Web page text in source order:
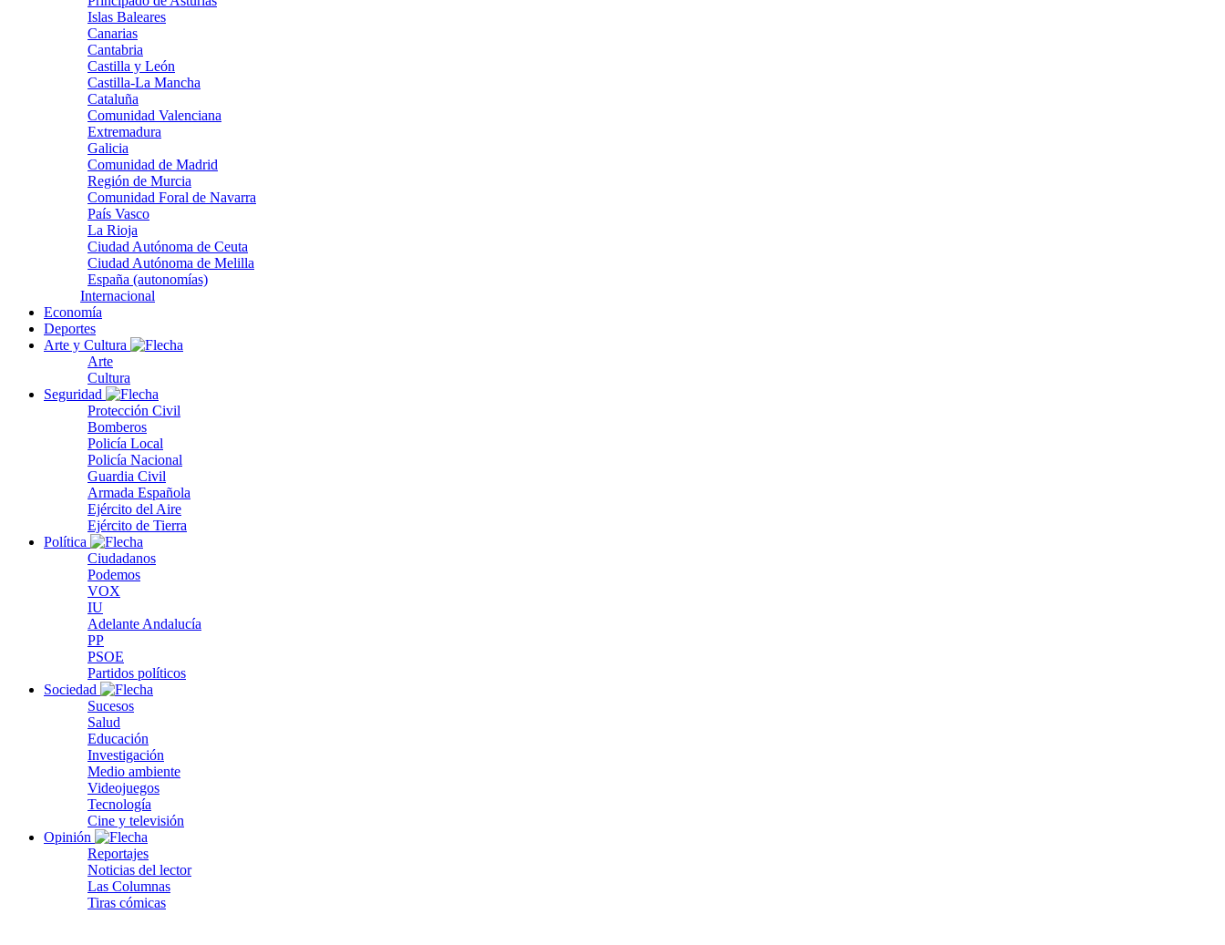
Islas Baleares
Canarias
Cantabria
Castilla y León
Castilla-La Mancha
Cataluña
Comunidad Valenciana
Extremadura
Galicia
Comunidad de Madrid
Región de Murcia
Comunidad Foral de Navarra
País Vasco
La Rioja
Ciudad Autónoma de Ceuta
Ciudad Autónoma de Melilla
España (autonomías)
Internacional
Economía
Deportes
Arte y Cultura
Arte
Cultura
Seguridad
Protección Civil
Bomberos
Policía Local
Policía Nacional
Guardia Civil
Armada Española
Ejército del Aire
Ejército de Tierra
Política
Ciudadanos
Podemos
VOX
IU
Adelante Andalucía
PP
PSOE
Partidos políticos
Sociedad
Sucesos
Salud
Educación
Investigación
Medio ambiente
Videojuegos
Tecnología
Cine y televisión
Opinión
Reportajes
Noticias del lector
Las Columnas
Tiras cómicas